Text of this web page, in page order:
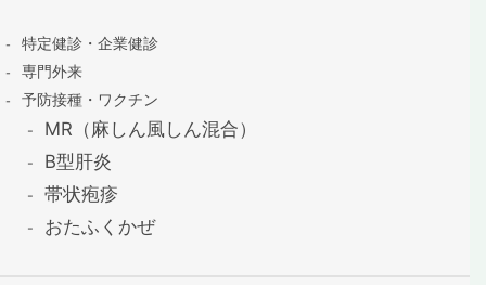
特定健診・企業健診
専門外来
予防接種・ワクチン
MR（麻しん風しん混合）
B型肝炎
帯状疱疹
おたふくかぜ